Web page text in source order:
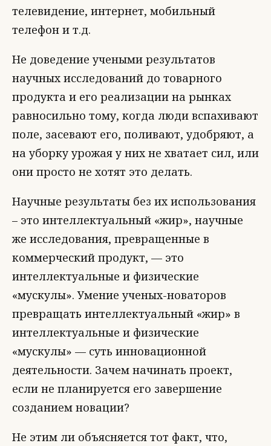
телевидение, интернет, мобильный
телефон и т.д.
Не доведение учеными результатов
научных исследований до товарного
продукта и его реализации на рынках
равносильно тому, когда люди вспахивают
поле, засевают его, поливают, удобряют, а
на уборку урожая у них не хватает сил, или
они просто не хотят это делать.
Научные результаты без их использования
– это интеллектуальный «жир», научные
же исследования, превращенные в
коммерческий продукт, — это
интеллектуальные и физические
«мускулы». Умение ученых-новаторов
превращать интеллектуальный «жир» в
интеллектуальные и физические
«мускулы» — суть инновационной
деятельности. Зачем начинать проект,
если не планируется его завершение
созданием новации?
Не этим ли объясняется тот факт, что,